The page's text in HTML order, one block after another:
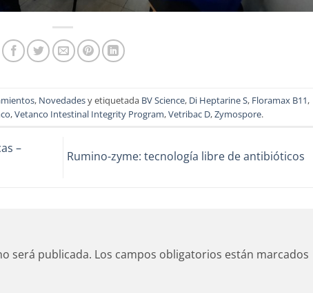
, Novedadesy etiquetada BV Science, Di Heptarine S, Floramax B11,
,Vetanco Intestinal Integrity Program,Vetribac D,Zymospore.
–
Rumino-zyme: tecnología libre de antibióticos
será publicada. Los campos obligatorios están marcados